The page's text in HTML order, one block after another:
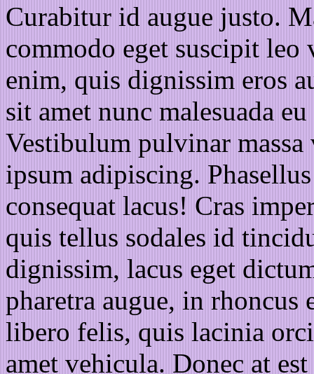
Curabitur id augue justo.
commodo eget suscipit
enim, quis dignissim eros
sit amet nunc malesuada
Vestibulum pulvinar
ipsum adipiscing.
consequat lacus! Cras
quis tellus sodales id
dignissim, lacus eget
pharetra augue, in rhoncus
libero felis, quis lacinia
amet vehicula. Donec at